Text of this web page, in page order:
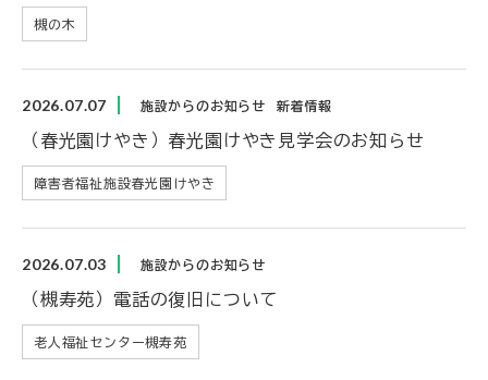
槻の木
2026.07.07 施設からのお知らせ 新着情報
（春光園けやき）春光園けやき見学会のお知らせ
障害者福祉施設春光園けやき
2026.07.03 施設からのお知らせ
（槻寿苑）電話の復旧について
老人福祉センター槻寿苑